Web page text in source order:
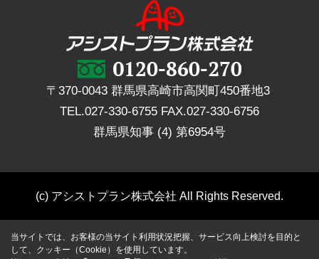
〒370-0043 群馬県高崎市高関町450番地3
TEL.027-330-6755 FAX.027-330-6756
群馬県知事 (4) 第6954号
(c) アシストプラン株式会社 All Rights Reserved.
当サイトでは、お客様の当サイト利用状況把握、サービス向上検討を目的と
して、クッキー（Cookie）を使用しています。